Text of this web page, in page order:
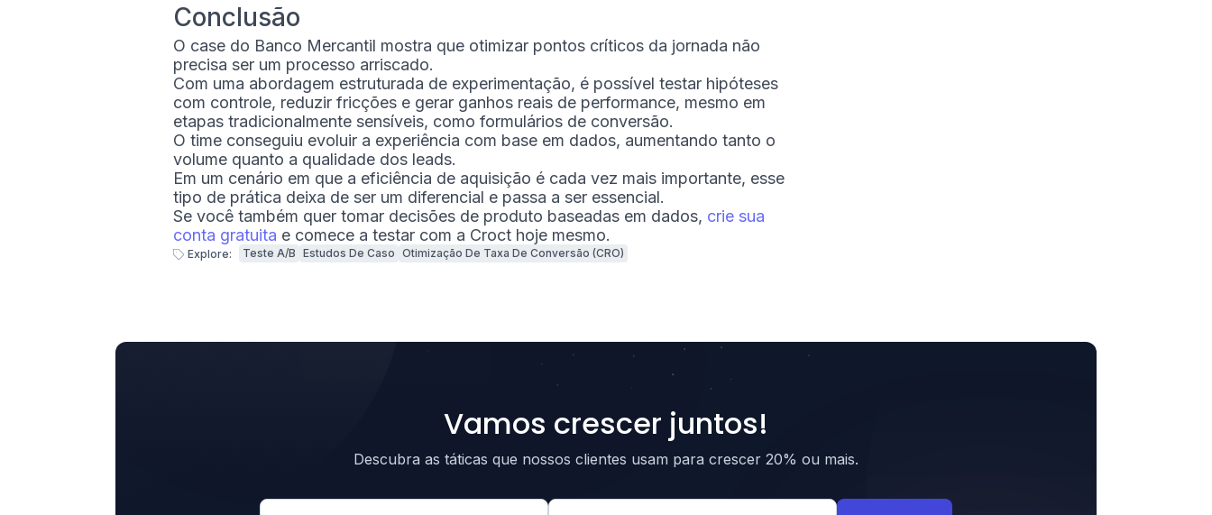
Conclusão
O case do Banco Mercantil mostra que otimizar pontos críticos da jornada não
precisa ser um processo arriscado.
Com uma abordagem estruturada de experimentação, é possível testar hipóteses
com controle, reduzir fricções e gerar ganhos reais de performance, mesmo em
etapas tradicionalmente sensíveis, como formulários de conversão.
O time conseguiu evoluir a experiência com base em dados, aumentando tanto o
volume quanto a qualidade dos leads.
Em um cenário em que a eficiência de aquisição é cada vez mais importante, esse
tipo de prática deixa de ser um diferencial e passa a ser essencial.
Se você também quer tomar decisões de produto baseadas em dados, crie sua
conta gratuita e comece a testar com a Croct hoje mesmo.
Explore: Teste A/B Estudos De Caso Otimização De Taxa De Conversão (CRO)
Vamos crescer juntos!
Descubra as táticas que nossos clientes usam para crescer 20% ou mais.